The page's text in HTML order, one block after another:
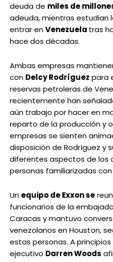
deuda de miles de
adeuda, mientras estudian
entrar enVenezuela tras
hace dos décadas.
Ambas empresas
con Delcy Rodríguez para
reservas petroleras de
recientemente han
aún trabajo por hacer en
reparto de la producción y
empresas se sienten
disposición de Rodríguez y
diferentes aspectos de los
personas familiarizadas
Un equipo de Exxon se
funcionarios de la
Caracas y mantuvo
venezolanos en Houston,
estas personas. A
ejecutivo Darren Woods